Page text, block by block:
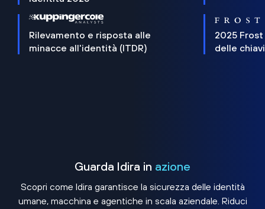
Rilevamento e risposta alle
minacce all'identità (ITDR)
2025 Frost
delle
Guarda Idira in azione
Scopri come Idira garantisce la sicurezza delle identità
umane, macchina e agentiche in scala aziendale. Riduci